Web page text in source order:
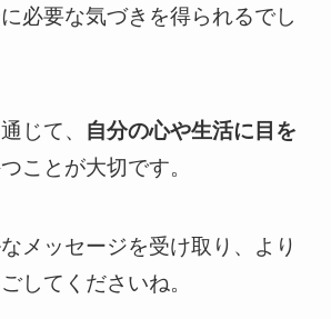
必要な気づきを得られるでし
じて、 自分の心や生活に目を
ことが大切です。
メッセージを受け取り、より
してくださいね。